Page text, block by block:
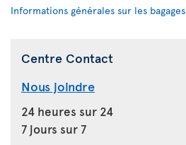
Informations générales sur les bagages
Centre Contact
Nous joindre
24 heures sur 24
7 jours sur 7